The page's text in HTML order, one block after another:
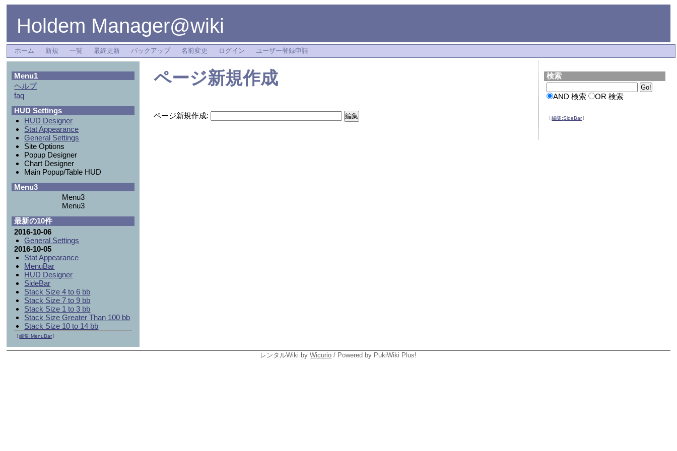
Holdem Manager@wiki
ホーム 新規 一覧 最終更新 バックアップ 名前変更 ログイン ユーザー登録申請
ページ新規作成
ページ新規作成:
検索
AND 検索 OR 検索
〔編集:SideBar〕
Menu1
ヘルプ
faq
HUD Settings
HUD Designer
Stat Appearance
General Settings
Site Options
Popup Designer
Chart Designer
Main Popup/Table HUD
Menu3
Menu3
Menu3
最新の10件
2016-10-06
General Settings
2016-10-05
Stat Appearance
MenuBar
HUD Designer
SideBar
Stack Size 4 to 6 bb
Stack Size 7 to 9 bb
Stack Size 1 to 3 bb
Stack Size Greater Than 100 bb
Stack Size 10 to 14 bb
〔編集:MenuBar〕
レンタルWiki byWicurio / Powered by PukiWiki Plus!